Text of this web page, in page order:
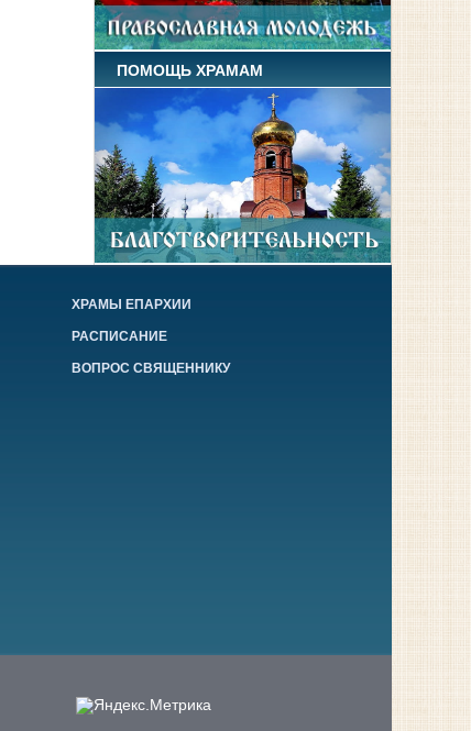
ПОМОЩЬ ХРАМАМ
ХРАМЫ ЕПАРХИИ
РАСПИСАНИЕ
ВОПРОС СВЯЩЕННИКУ